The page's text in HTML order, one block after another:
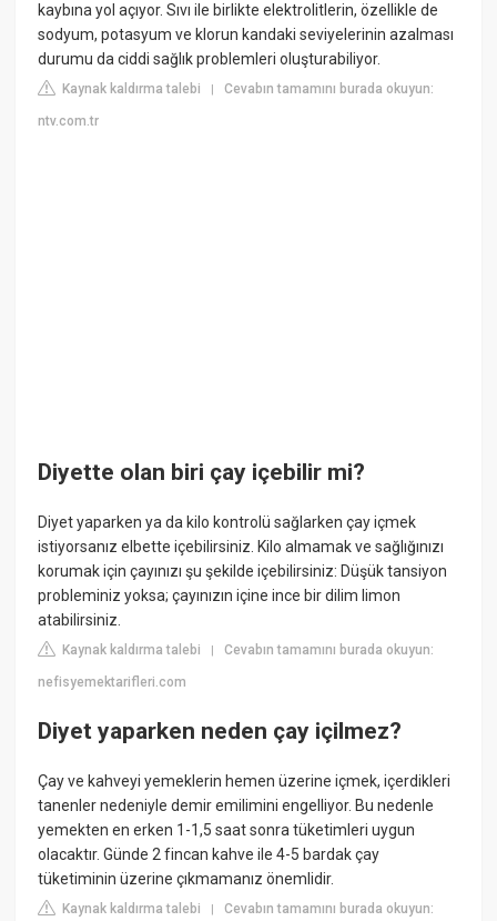
kaybına yol açıyor. Sıvı ile birlikte elektrolitlerin, özellikle de
sodyum, potasyum ve klorun kandaki seviyelerinin azalması
durumu da ciddi sağlık problemleri oluşturabiliyor.
Kaynak kaldırma talebi |Cevabın tamamını burada okuyun:
ntv.com.tr
Diyette olan biri çay içebilir mi?
Diyet yaparken ya da kilo kontrolü sağlarken çay içmek
istiyorsanız elbette içebilirsiniz. Kilo almamak ve sağlığınızı
korumak için çayınızı şu şekilde içebilirsiniz: Düşük tansiyon
probleminiz yoksa; çayınızın içine ince bir dilim limon
atabilirsiniz.
Kaynak kaldırma talebi |Cevabın tamamını burada okuyun:
nefisyemektarifleri.com
Diyet yaparken neden çay içilmez?
Çay ve kahveyi yemeklerin hemen üzerine içmek, içerdikleri
tanenler nedeniyle demir emilimini engelliyor. Bu nedenle
yemekten en erken 1-1,5 saat sonra tüketimleri uygun
olacaktır. Günde 2 fincan kahve ile 4-5 bardak çay
tüketiminin üzerine çıkmamanız önemlidir.
Kaynak kaldırma talebi |Cevabın tamamını burada okuyun: